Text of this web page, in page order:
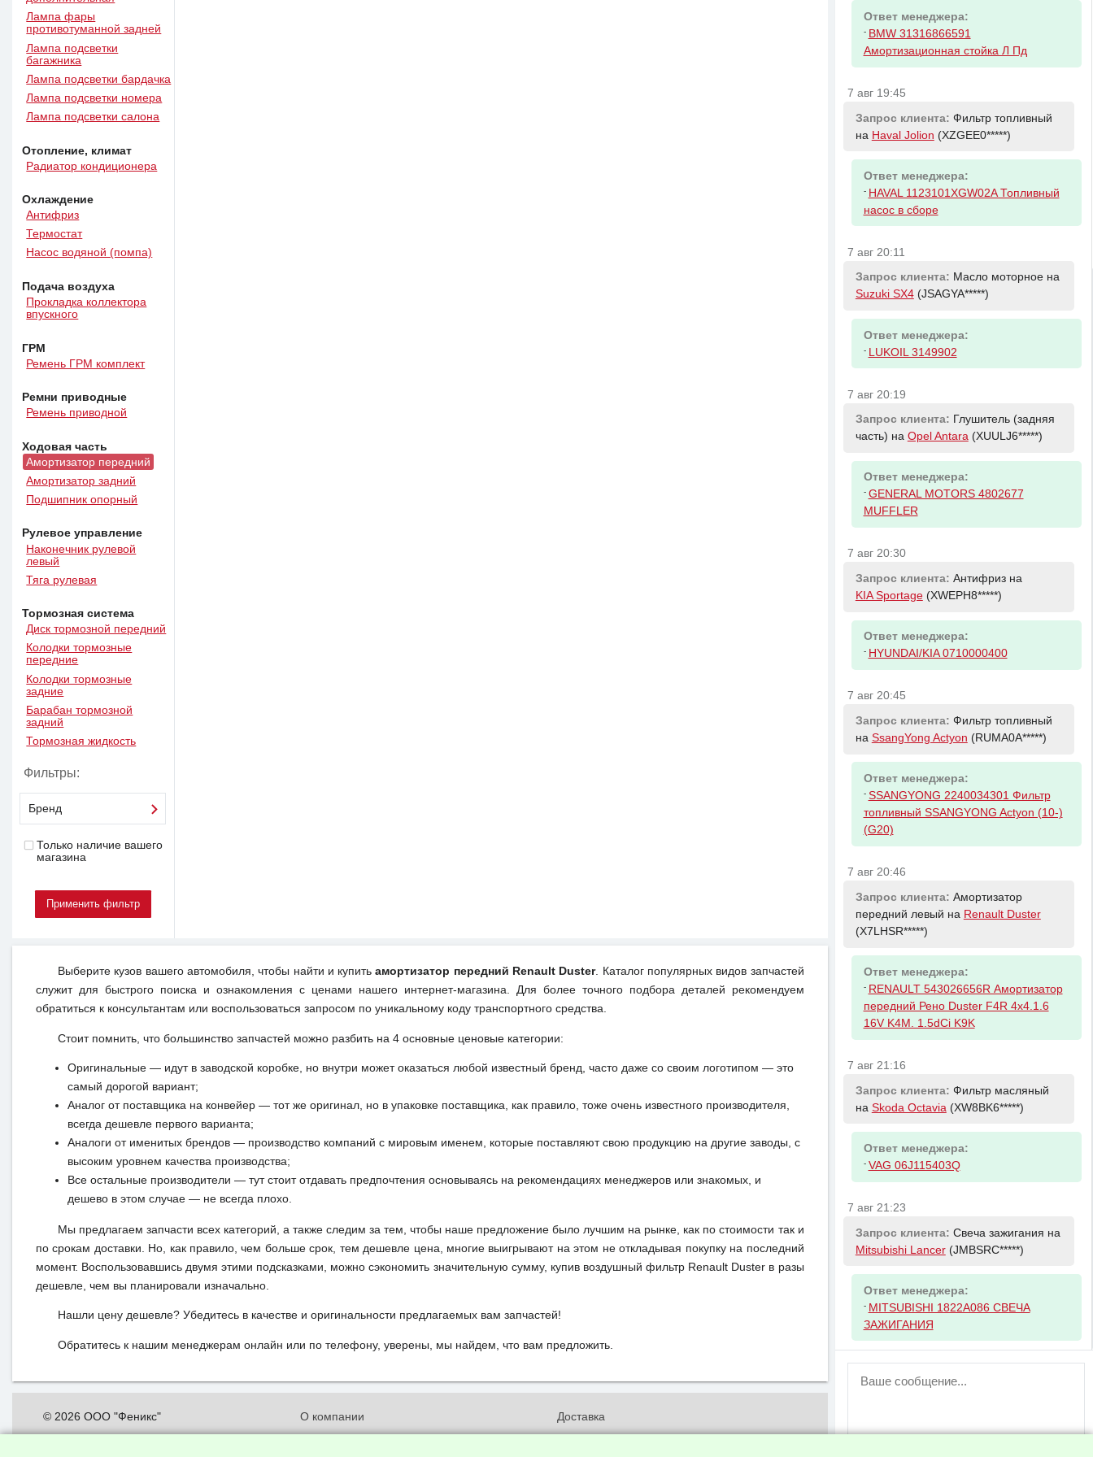
Лампа фары
противотуманной задней
Лампа подсветки
багажника
Лампа подсветки бардачка
Лампа подсветки номера
Лампа подсветки салона
Отопление, климат
Радиатор кондиционера
Охлаждение
Антифриз
Термостат
Насос водяной (помпа)
Подача воздуха
Прокладка коллектора
впускного
ГРМ
Ремень ГРМ комплект
Ремни приводные
Ремень приводной
Ходовая часть
Амортизатор передний
Амортизатор задний
Подшипник опорный
Рулевое управление
Наконечник рулевой
левый
Тяга рулевая
Тормозная система
Диск тормозной передний
Колодки тормозные
передние
Колодки тормозные
задние
Барабан тормозной
задний
Тормозная жидкость
Фильтры:
Бренд
Только наличие вашего
магазина
Выберите кузов вашего автомобиля, чтобы найти и купитьамортизатор передний Renault Duster. Каталог популярных видов запчастей
служит для быстрого поиска и ознакомления с ценами нашего интернет-магазина. Для более точного подбора деталей рекомендуем
обратиться к консультантам или воспользоваться запросом по уникальному коду транспортного средства.
Стоит помнить, что большинство запчастей можно разбить на 4 основные ценовые категории:
Оригинальные — идут в заводской коробке, но внутри может оказаться любой известный бренд, часто даже со своим логотипом — это
самый дорогой вариант;
Аналог от поставщика на конвейер — тот же оригинал, но в упаковке поставщика, как правило, тоже очень известного производителя,
всегда дешевле первого варианта;
Аналоги от именитых брендов — производство компаний с мировым именем, которые поставляют свою продукцию на другие заводы, с
высоким уровнем качества производства;
Все остальные производители — тут стоит отдавать предпочтения основываясь на рекомендациях менеджеров или знакомых, и
дешево в этом случае — не всегда плохо.
Мы предлагаем запчасти всех категорий, а также следим за тем, чтобы наше предложение было лучшим на рынке, как по стоимости так и
по срокам доставки. Но, как правило, чем больше срок, тем дешевле цена, многие выигрывают на этом не откладывая покупку на последний
момент. Воспользовавшись двумя этими подсказками, можно сэкономить значительную сумму, купив воздушный фильтр Renault Duster в разы
дешевле, чем вы планировали изначально.
Нашли цену дешевле? Убедитесь в качестве и оригинальности предлагаемых вам запчастей!
Обратитесь к нашим менеджерам онлайн или по телефону, уверены, мы найдем, что вам предложить.
© 2026 ООО "Феникс"
О компании
Доставка
Ответ менеджера:
- BMW 31316866591
Амортизационная стойка Л Пд
7 авг 19:45
Запрос клиента: Фильтр топливный
на Haval Jolion (XZGEE0*****)
Ответ менеджера:
- HAVAL 1123101XGW02A Топливный
насос в сборе
7 авг 20:11
Запрос клиента: Масло моторное на
Suzuki SX4(JSAGYA*****)
Ответ менеджера:
- LUKOIL 3149902
7 авг 20:19
Запрос клиента: Глушитель (задняя
часть) на Opel Antara(XUULJ6*****)
Ответ менеджера:
- GENERAL MOTORS 4802677
MUFFLER
7 авг 20:30
Запрос клиента: Антифриз на
KIA Sportage(XWEPH8*****)
Ответ менеджера:
- HYUNDAI/KIA 0710000400
7 авг 20:45
Запрос клиента: Фильтр топливный
на SsangYong Actyon (RUMA0A*****)
Ответ менеджера:
- SSANGYONG 2240034301 Фильтр
топливный SSANGYONG Actyon (10-)
(G20)
7 авг 20:46
Запрос клиента: Амортизатор
передний левый на Renault Duster
(X7LHSR*****)
Ответ менеджера:
- RENAULT 543026656R Амортизатор
передний Рено Duster F4R 4x4.1.6
16V K4M. 1.5dCi K9K
7 авг 21:16
Запрос клиента: Фильтр масляный
на Skoda Octavia (XW8BK6*****)
Ответ менеджера:
- VAG 06J115403Q
7 авг 21:23
Запрос клиента: Свеча зажигания на
Mitsubishi Lancer(JMBSRC*****)
Ответ менеджера:
- MITSUBISHI 1822A086 СВЕЧА
ЗАЖИГАНИЯ
ВНИМАНИЕ!
пользователей временно отключена!